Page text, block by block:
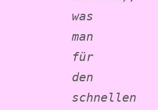
was
man
für
den
schnellen